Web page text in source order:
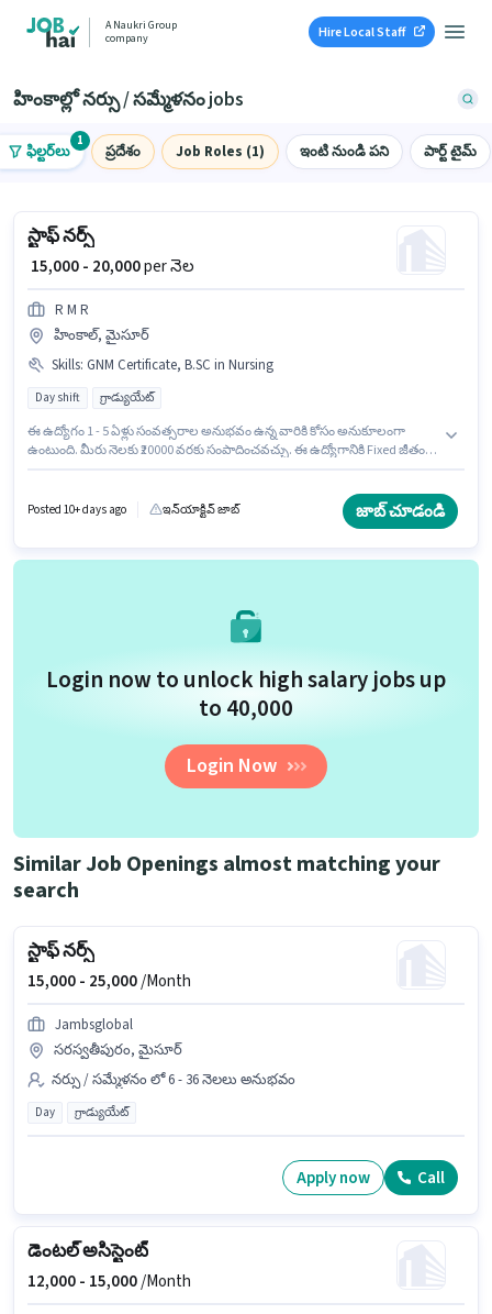
A Naukri Group
company
Hire Local Staff
హింకాల్లో నర్సు / సమ్మేళనం jobs
ఫిల్టర్‌లు
1
ప్రదేశం Job Roles (1) ఇంటి నుండి పని పార్ట్ టైమ్
స్టాఫ్ నర్స్
₹ 15,000 - 20,000per నెల
R M R
హింకాల్, మైసూర్
Skills: GNM Certificate, B.SC in Nursing
Day shift గ్రాడ్యుయేట్
ఈ ఉద్యోగం 1 - 5 ఏళ్లు సంవత్సరాల అనుభవం ఉన్న వారికి కోసం అనుకూలంగా
ఉంటుంది. మీరు నెలకు ₹20000 వరకు సంపాదించవచ్చు. ఈ ఉద్యోగానికి Fixed జీతం
B.SC in Nursing, GNM Certificate వంటి నైపుణ్యాలు ఉండాలి. ఈ ఖాళీ హింకాల్,
మైసూర్ లో ఉంది. ఈ ఉద్యోగం Full Time ప్రాతిపదికపై, DAY shift మరియు వారానికి
Posted 10+ days ago ఇన్‌యాక్టివ్ జాబ్ జాబ్ చూడండి
Login now to unlock high salary jobs up
to ₹40,000
Login Now
Similar Job Openings almost matching your
search
స్టాఫ్ నర్స్
15,000 - 25,000/Month
Jambsglobal
సరస్వతీపురం, మైసూర్
నర్సు / సమ్మేళనం లో 6 - 36 నెలలు అనుభవం
Day గ్రాడ్యుయేట్
Apply now Call
డెంటల్ అసిస్టెంట్
12,000 - 15,000/Month